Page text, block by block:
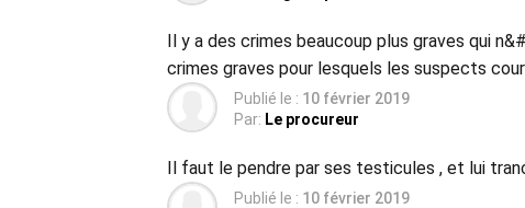
Il y a des crimes beaucoup plus graves qui
crimes graves pour lesquels les suspects
Publié le : 10 février 2019
Par: Le procureur
Il faut le pendre par ses testicules , et lui
Publié le : 10 février 2019